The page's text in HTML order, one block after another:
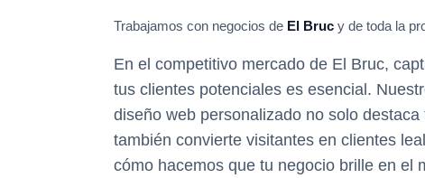
Trabajamos con negocios de El Bruc y de toda la
En el competitivo mercado de El Bruc,
tus clientes potenciales es esencial.
diseño web personalizado no solo
también convierte visitantes en clientes
cómo hacemos que tu negocio brille en el